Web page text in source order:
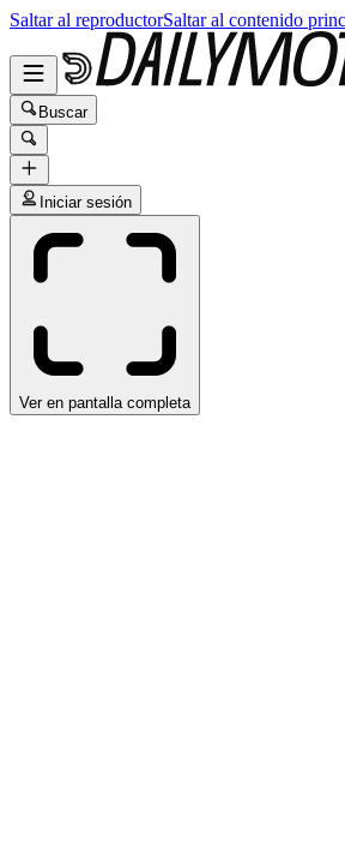
Saltar al reproductorSaltar al contenido
Buscar
Iniciar sesión
Ver en pantalla completa